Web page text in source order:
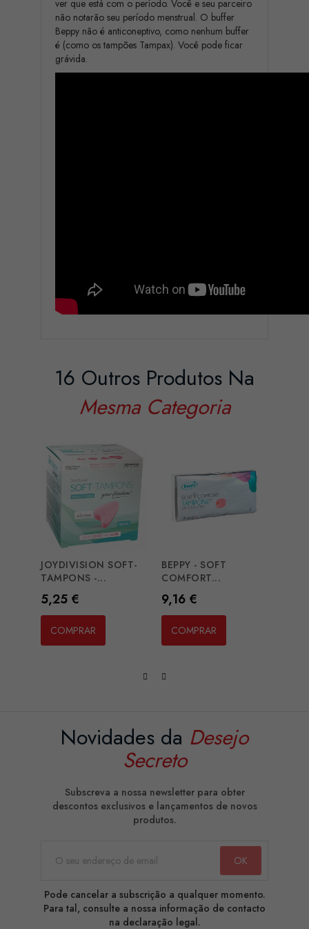
ver que está com o período. Você e seu parceiro
não notarão seu período menstrual. O buffer
Beppy não é anticoneptivo, como nenhum buffer
é (como os tampões Tampax). Você pode ficar
grávida.
16 Outros Produtos Na
Mesma Categoria
JOYDIVISION SOFT-
TAMPONS -...
Preço
5,25 €
COMPRAR
BEPPY - SOFT
COMFORT...
Preço
9,16 €
COMPRAR
Novidades da Desejo
Secreto
Subscreva a nossa newsletter para obter
descontos exclusivos e lançamentos de novos
produtos.
Pode cancelar a subscrição a qualquer momento.
Para tal, consulte a nossa informação de contacto
na declaração legal.